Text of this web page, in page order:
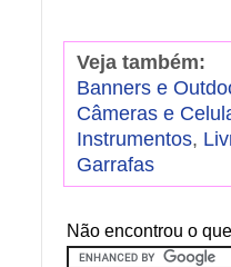
Veja também:
Banners e
Câmeras e
Instrumentos,
Garrafas
Não encontrou o